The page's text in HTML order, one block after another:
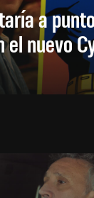
a
nuevo